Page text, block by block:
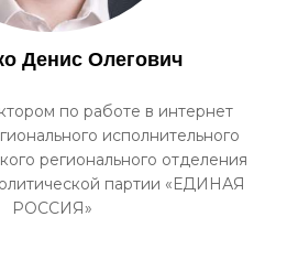
Денис Олегович
по работе в интернет
исполнительного
регионального отделения
партии «ЕДИНАЯ
РОССИЯ»